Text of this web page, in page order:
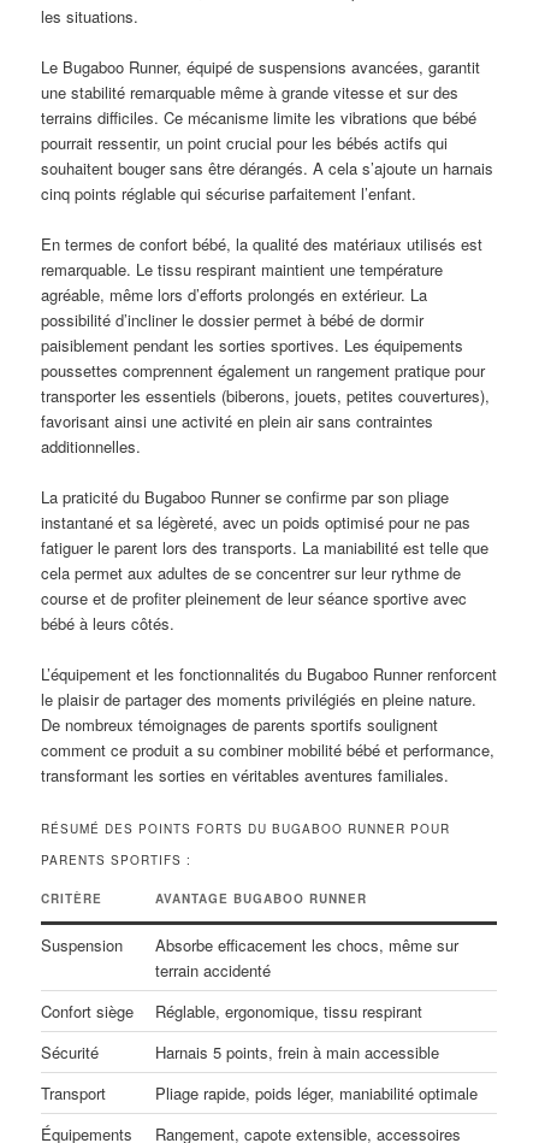
les situations.
Le Bugaboo Runner, équipé de suspensions avancées, garantit
une stabilité remarquable même à grande vitesse et sur des
terrains difficiles. Ce mécanisme limite les vibrations que bébé
pourrait ressentir, un point crucial pour les bébés actifs qui
souhaitent bouger sans être dérangés. A cela s’ajoute un harnais
cinq points réglable qui sécurise parfaitement l’enfant.
En termes de confort bébé, la qualité des matériaux utilisés est
remarquable. Le tissu respirant maintient une température
agréable, même lors d’efforts prolongés en extérieur. La
possibilité d’incliner le dossier permet à bébé de dormir
paisiblement pendant les sorties sportives. Les équipements
poussettes comprennent également un rangement pratique pour
transporter les essentiels (biberons, jouets, petites couvertures),
favorisant ainsi une activité en plein air sans contraintes
additionnelles.
La praticité du Bugaboo Runner se confirme par son pliage
instantané et sa légèreté, avec un poids optimisé pour ne pas
fatiguer le parent lors des transports. La maniabilité est telle que
cela permet aux adultes de se concentrer sur leur rythme de
course et de profiter pleinement de leur séance sportive avec
bébé à leurs côtés.
L’équipement et les fonctionnalités du Bugaboo Runner renforcent
le plaisir de partager des moments privilégiés en pleine nature.
De nombreux témoignages de parents sportifs soulignent
comment ce produit a su combiner mobilité bébé et performance,
transformant les sorties en véritables aventures familiales.
RÉSUMÉ DES POINTS FORTS DU BUGABOO RUNNER POUR
PARENTS SPORTIFS :
CRITÈRE AVANTAGE BUGABOO RUNNER
Suspension
Absorbe efficacement les chocs, même sur
terrain accidenté
Confort siège
Réglable, ergonomique, tissu respirant
Sécurité
Harnais 5 points, frein à main accessible
Transport
Pliage rapide, poids léger, maniabilité optimale
Équipements
Rangement, capote extensible, accessoires